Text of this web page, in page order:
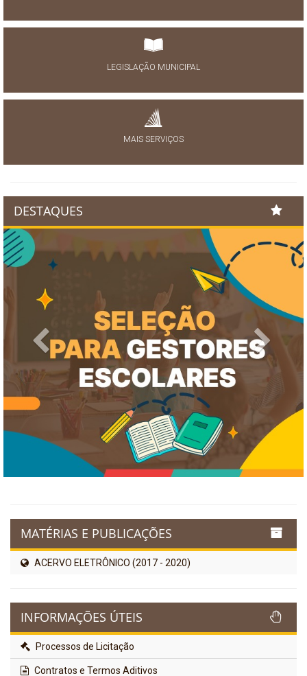
LEGISLAÇÃO MUNICIPAL
MAIS SERVIÇOS
DESTAQUES
Previous Next
MATÉRIAS E PUBLICAÇÕES
ACERVO ELETRÔNICO (2017 - 2020)
INFORMAÇÕES ÚTEIS
Processos de Licitação
Contratos e Termos Aditivos